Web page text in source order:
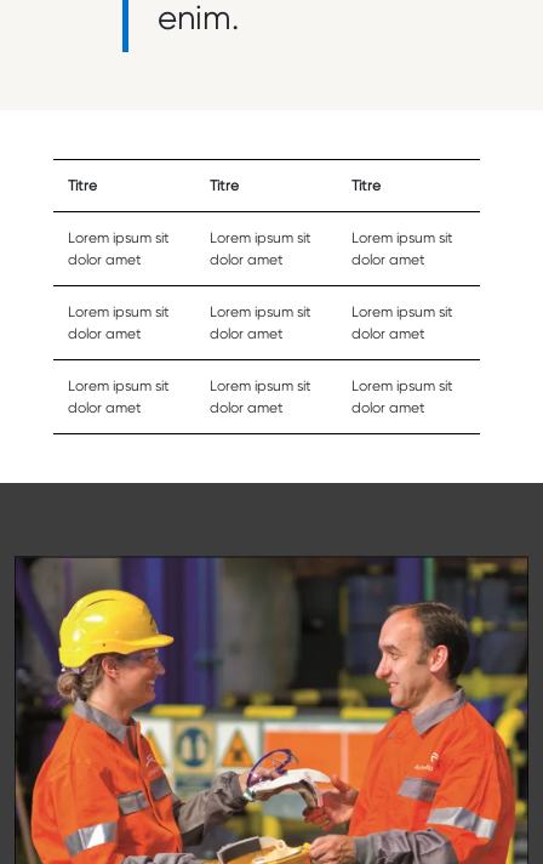
enim.
Titre Titre Titre
Lorem ipsum sit
dolor amet
Lorem ipsum sit
dolor amet
Lorem ipsum sit
dolor amet
Lorem ipsum sit
dolor amet
Lorem ipsum sit
dolor amet
Lorem ipsum sit
dolor amet
Lorem ipsum sit
dolor amet
Lorem ipsum sit
dolor amet
Lorem ipsum sit
dolor amet